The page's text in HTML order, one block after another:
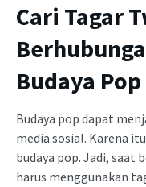
Cari Tagar
Budaya Pop
Budaya pop dapat
media sosial. Karena
budaya pop. Jadi, saat
harus menggunakan